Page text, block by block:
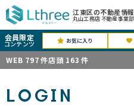
江東区の不動産情報
丸山工務店 不動産事業部
会員限定
コンテンツ お気に入り
WEB 797件店頭 163 件
LOGIN